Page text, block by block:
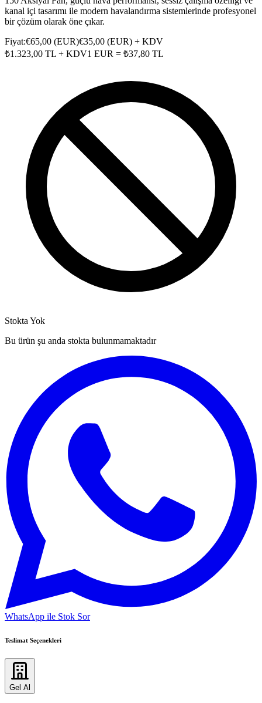
kanal içi tasarımı ile modern havalandırma sistemlerinde profesyonel
bir çözüm olarak öne çıkar.
Fiyat:€65,00 (EUR)€35,00 (EUR) + KDV
₺1.323,00 TL + KDV1 EUR = ₺37,80 TL
Stokta Yok
Bu ürün şu anda stokta bulunmamaktadır
WhatsApp ile Stok Sor
Teslimat Seçenekleri
Gel Al